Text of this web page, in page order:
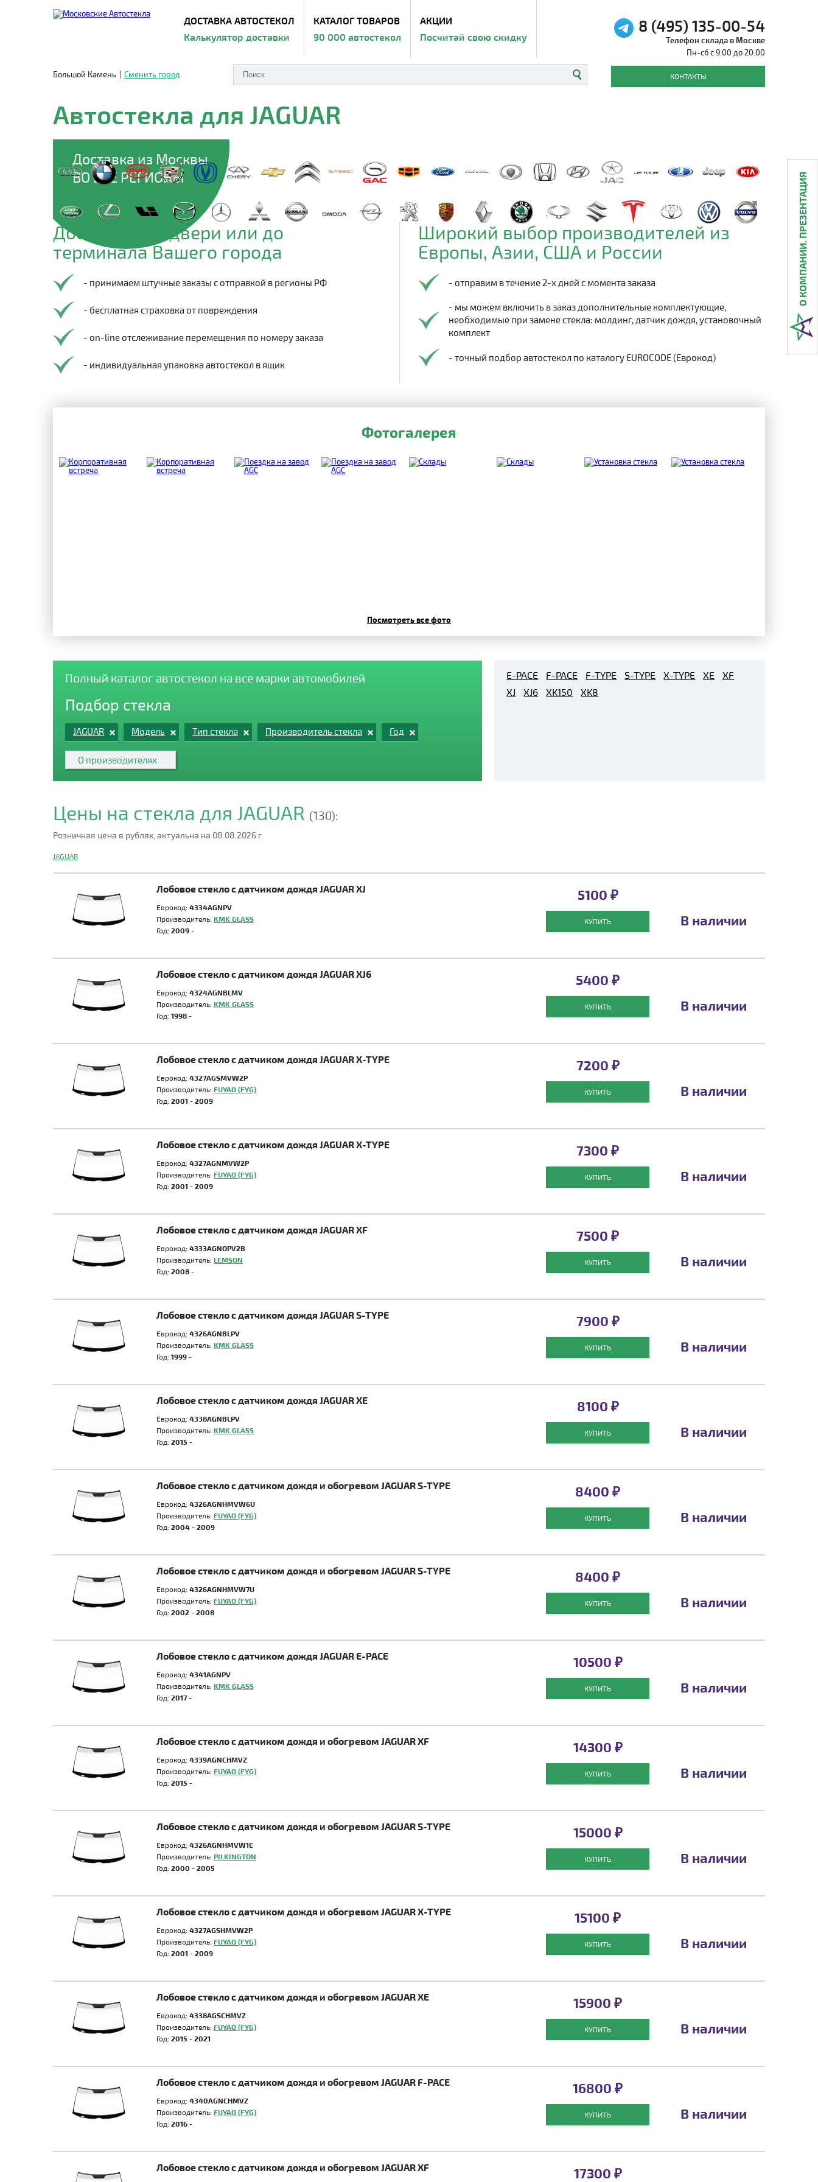
ДОСТАВКА АВТОСТЕКОЛ
Калькулятор доставки
КАТАЛОГ ТОВАРОВ
90 000 автостекол
АКЦИИ
Посчитай свою скидку
Большой Камень Сменить город
8 (495) 135-00-54
Телефон склада в Москве
Пн-сб с 9:00 до 20:00
КОНТАКТЫ
Автостекла для JAGUAR
Доставка из Москвы
ВО ВСЕ РЕГИОНЫ
Доставим до двери или до
терминала Вашего города
- принимаем штучные заказы с отправкой в регионы РФ
- бесплатная страховка от повреждения
- on-line отслеживание перемещения по номеру заказа
- индивидуальная упаковка автостекол в ящик
Широкий выбор производителей из
Европы, Азии, США и России
- отправим в течение 2-х дней с момента заказа
- мы можем включить в заказ дополнительные комплектующие,
необходимые при замене стекла: молдинг, датчик дождя, установочный
комплект
- точный подбор автостекол по каталогу EUROCODE (Еврокод)
Фотогалерея
Посмотреть все фото
Полный каталог автостекол на все марки автомобилей
Подбор стекла
JAGUAR Модель Тип стекла Производитель стекла Год
О производителях
E-PACE F-PACE F-TYPE S-TYPE X-TYPE XE
XF
XJ
XJ6 XK150 XK8
Цены на стекла для JAGUAR (130):
Розничная цена в рублях, актуальна на 08.08.2026 г.
JAGUAR
Лобовое стекло с датчиком дождя JAGUAR XJ
Еврокод: 4334AGNPV
Производитель: KMK GLASS
Год: 2009 -
5100 ₽
КУПИТЬ В наличии
Лобовое стекло с датчиком дождя JAGUAR XJ6
Еврокод: 4324AGNBLMV
Производитель: KMK GLASS
Год: 1998 -
5400 ₽
КУПИТЬ В наличии
Лобовое стекло с датчиком дождя JAGUAR X-TYPE
Еврокод: 4327AGSMVW2P
Производитель: FUYAO (FYG)
Год: 2001 - 2009
7200 ₽
КУПИТЬ В наличии
Лобовое стекло с датчиком дождя JAGUAR X-TYPE
Еврокод: 4327AGNMVW2P
Производитель: FUYAO (FYG)
Год: 2001 - 2009
7300 ₽
КУПИТЬ В наличии
Лобовое стекло с датчиком дождя JAGUAR XF
Еврокод: 4333AGNOPV2B
Производитель: LEMSON
Год: 2008 -
7500 ₽
КУПИТЬ В наличии
Лобовое стекло с датчиком дождя JAGUAR S-TYPE
Еврокод: 4326AGNBLPV
Производитель: KMK GLASS
Год: 1999 -
7900 ₽
КУПИТЬ В наличии
Лобовое стекло с датчиком дождя JAGUAR XE
Еврокод: 4338AGNBLPV
Производитель: KMK GLASS
Год: 2015 -
8100 ₽
КУПИТЬ В наличии
Лобовое стекло с датчиком дождя и обогревом JAGUAR S-TYPE
Еврокод: 4326AGNHMVW6U
Производитель: FUYAO (FYG)
Год: 2004 - 2009
8400 ₽
КУПИТЬ В наличии
Лобовое стекло с датчиком дождя и обогревом JAGUAR S-TYPE
Еврокод: 4326AGNHMVW7U
Производитель: FUYAO (FYG)
Год: 2002 - 2008
8400 ₽
КУПИТЬ В наличии
Лобовое стекло с датчиком дождя JAGUAR E-PACE
Еврокод: 4341AGNPV
Производитель: KMK GLASS
Год: 2017 -
10500 ₽
КУПИТЬ В наличии
Лобовое стекло с датчиком дождя и обогревом JAGUAR XF
Еврокод: 4339AGNCHMVZ
Производитель: FUYAO (FYG)
Год: 2015 -
14300 ₽
КУПИТЬ В наличии
Лобовое стекло с датчиком дождя и обогревом JAGUAR S-TYPE
Еврокод: 4326AGNHMVW1E
Производитель: PILKINGTON
Год: 2000 - 2005
15000 ₽
КУПИТЬ В наличии
Лобовое стекло с датчиком дождя и обогревом JAGUAR X-TYPE
Еврокод: 4327AGSHMVW2P
Производитель: FUYAO (FYG)
Год: 2001 - 2009
15100 ₽
КУПИТЬ В наличии
Лобовое стекло с датчиком дождя и обогревом JAGUAR XE
Еврокод: 4338AGSCHMVZ
Производитель: FUYAO (FYG)
Год: 2015 - 2021
15900 ₽
КУПИТЬ В наличии
Лобовое стекло с датчиком дождя и обогревом JAGUAR F-PACE
Еврокод: 4340AGNCHMVZ
Производитель: FUYAO (FYG)
Год: 2016 -
16800 ₽
КУПИТЬ В наличии
Лобовое стекло с датчиком дождя и обогревом JAGUAR XF 17300 ₽
О КОМПАНИИ. ПРЕЗЕНТАЦИЯ